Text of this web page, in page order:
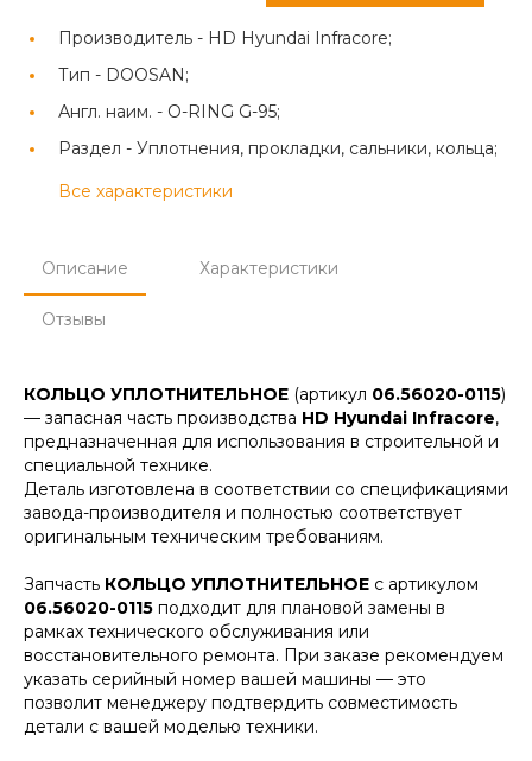
Производитель - HD Hyundai Infracore;
Тип - DOOSAN;
Англ. наим. - O-RING G-95;
Раздел - Уплотнения, прокладки, сальники, кольца;
Все характеристики
Описание Характеристики
Отзывы
КОЛЬЦО УПЛОТНИТЕЛЬНОЕ (артикул 06.56020-0115)
— запасная часть производства HD Hyundai Infracore,
предназначенная для использования в строительной и
специальной технике.
Деталь изготовлена в соответствии со спецификациями
завода-производителя и полностью соответствует
оригинальным техническим требованиям.
Запчасть КОЛЬЦО УПЛОТНИТЕЛЬНОЕ с артикулом
06.56020-0115 подходит для плановой замены в
рамках технического обслуживания или
восстановительного ремонта. При заказе рекомендуем
указать серийный номер вашей машины — это
позволит менеджеру подтвердить совместимость
детали с вашей моделью техники.